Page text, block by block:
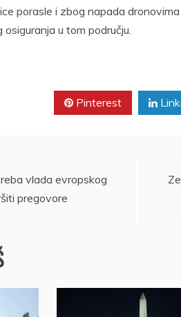
porasle i zbog napada
u tom području.
Pinterest
vlada evropskog
pregovore